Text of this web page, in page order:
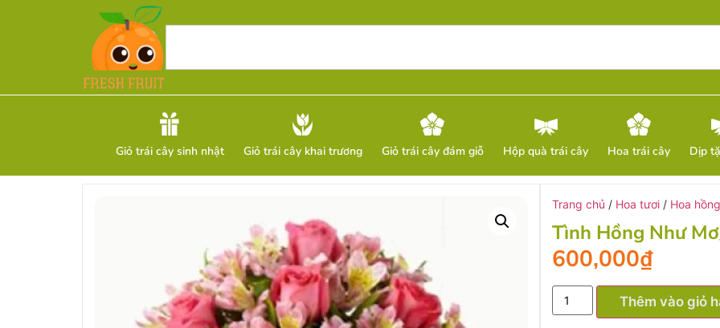
Giỏ trái cây sinh nhật Giỏ trái cây khai trương Giỏ trái cây đám giỗ Hộp quà trái cây Hoa trái cây Dịp
Trang chủ / Hoa tươi / Hoa hồng
Tình Hồng Như
600,000₫
Thêm vào giỏ